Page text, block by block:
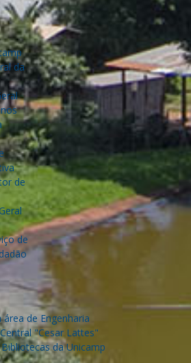
da
de
de
de Engenharia
"Cesar Lattes"
da Unicamp